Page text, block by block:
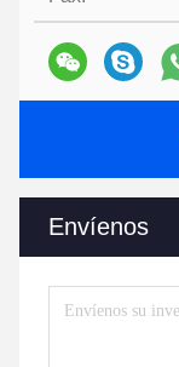
Envíenos